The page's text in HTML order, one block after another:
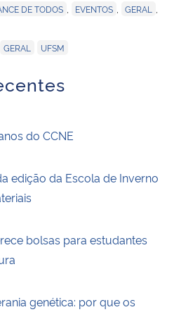
DE TODOS EVENTOS GERAL
GERAL UFSM
do CCNE
edição da Escola de Inverno
bolsas para estudantes
genética: por que os